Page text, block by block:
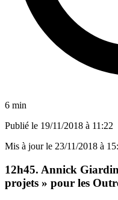
6 min
Publié le 19/11/2018 à 11:22
Mis à jour le 23/11/2018 à
12h45. Annick
projets » pour les